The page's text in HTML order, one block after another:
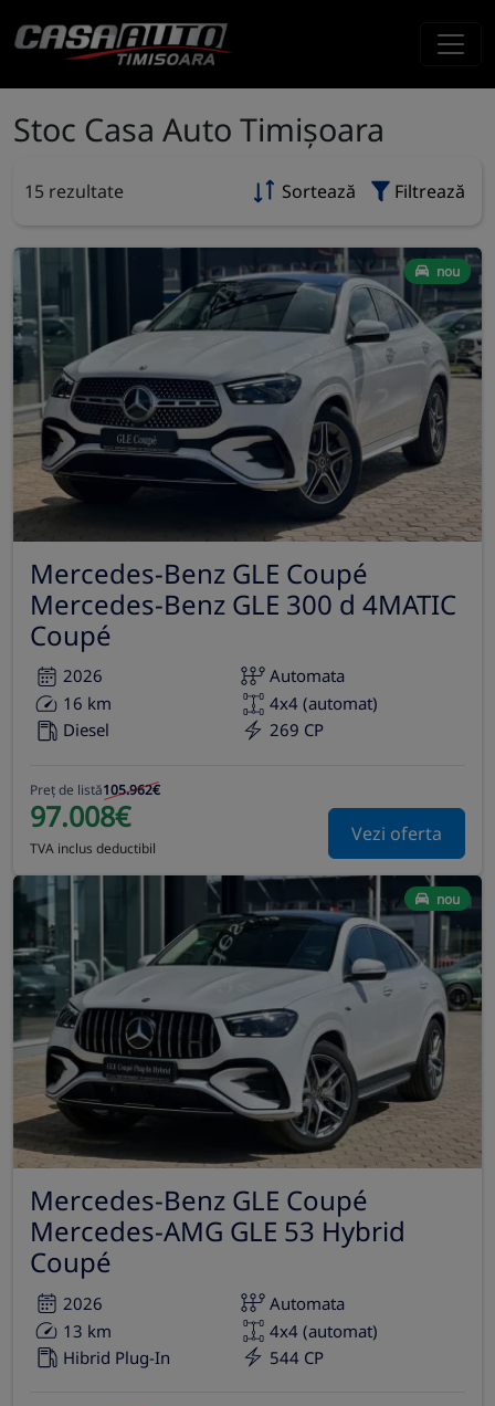
Stoc Casa Auto Timișoara
15 rezultate Sortează Filtrează
nou
Mercedes-Benz GLE Coupé
Mercedes-Benz GLE 300 d 4MATIC
Coupé
2026
Automata
16 km
4x4 (automat)
Diesel
269 CP
Preț de listă105.962€
97.008€
TVA inclus deductibil
Vezi oferta
nou
Mercedes-Benz GLE Coupé
Mercedes-AMG GLE 53 Hybrid
Coupé
2026
Automata
13 km
4x4 (automat)
Hibrid Plug-In
544 CP